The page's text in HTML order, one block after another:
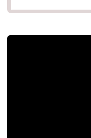
官方Youtube影片